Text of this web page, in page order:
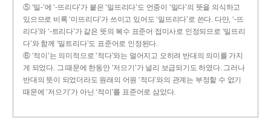
⑤ ‘밀-’에 ‘-뜨리다’가 붙은 ‘밀뜨리다’도 언중이 ‘밀다’의 뜻을 의식하고
있으므로 비록 ‘미뜨리다’가 쓰이고 있어도 ‘밀뜨리다’로 쓴다. 다만, ‘-뜨
리다’와 ‘-트리다’가 같은 뜻의 복수 표준어 접미사로 인정되므로 ‘밀뜨리
다’와 함께 ‘밀트리다’도 표준어로 인정된다.
⑥ ‘적이’는 의미적으로 ‘적다’와는 멀어지고 오히려 반대의 의미를 가지
게 되었다. 그 때문에 한동안 ‘저으기’가 널리 보급되기도 하였다. 그러나
반대의 뜻이 되었더라도 원래의 어원 ‘적다’와의 관계는 부정할 수 없기
때문에 ‘저으기’가 아닌 ‘적이’를 표준어로 삼았다.